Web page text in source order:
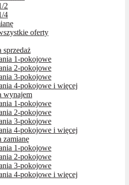
2
4
oferty
sprzedaż
1-pokojowe
2-pokojowe
3-pokojowe
4-pokojowe i więcej
wynajem
1-pokojowe
2-pokojowe
3-pokojowe
4-pokojowe i więcej
zamianę
1-pokojowe
2-pokojowe
3-pokojowe
4-pokojowe i więcej